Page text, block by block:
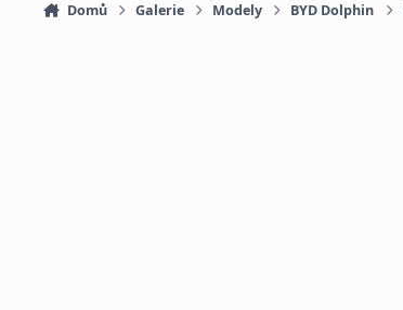
Domů Galerie Modely BYD Dolphin